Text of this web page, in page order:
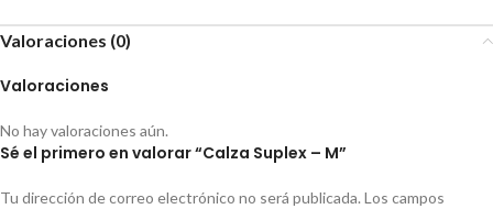
Valoraciones (0)
Valoraciones
No hay valoraciones aún.
Sé el primero en valorar “Calza Suplex – M”
Tu dirección de correo electrónico no será publicada. Los campos